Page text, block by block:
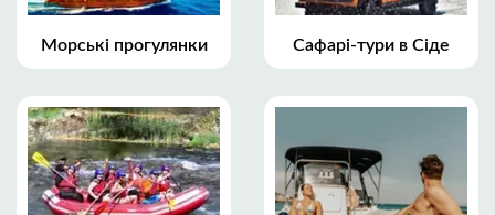
Морські прогулянки Сафарі-тури в Сіде